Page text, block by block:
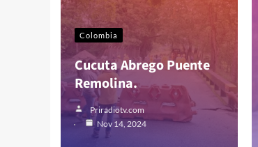
Colombia
Cucuta Abrego Puente
Remolina.
Priradiotv.com
Nov 14, 2024